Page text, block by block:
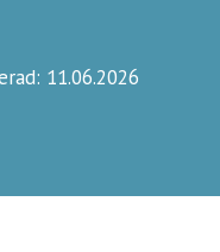
11.06.2026